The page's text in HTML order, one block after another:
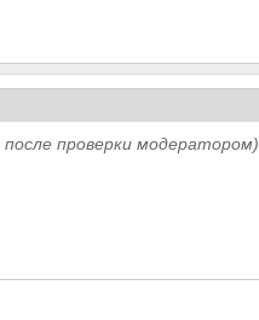
проверки модератором)